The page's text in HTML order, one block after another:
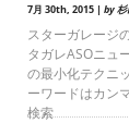
7月 30th, 2015 | by
スターガレージ
タガレASOニュ
の最小化テクニ
ーワードはカン
検索